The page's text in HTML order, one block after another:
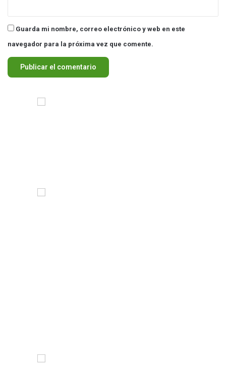
Guarda mi nombre, correo electrónico y web en este
navegador para la próxima vez que comente.